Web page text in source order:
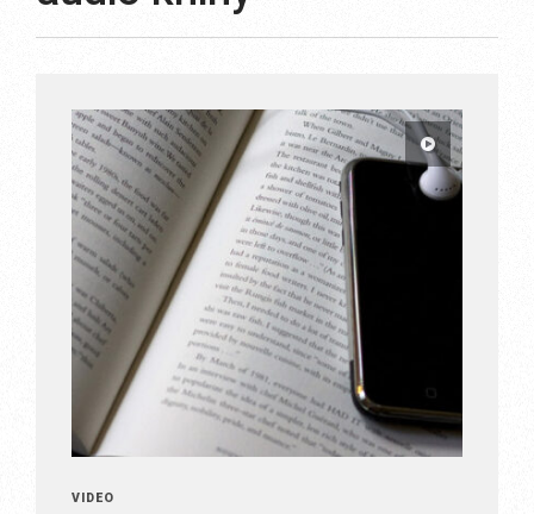
VIDEO